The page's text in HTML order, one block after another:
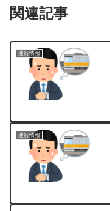
関連記事
運行情報
運行情報